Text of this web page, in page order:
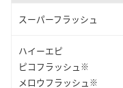
スーパーフラッシュ
ハイーエピ
ピコフラッシュ ※
メロウフラッシュ ※